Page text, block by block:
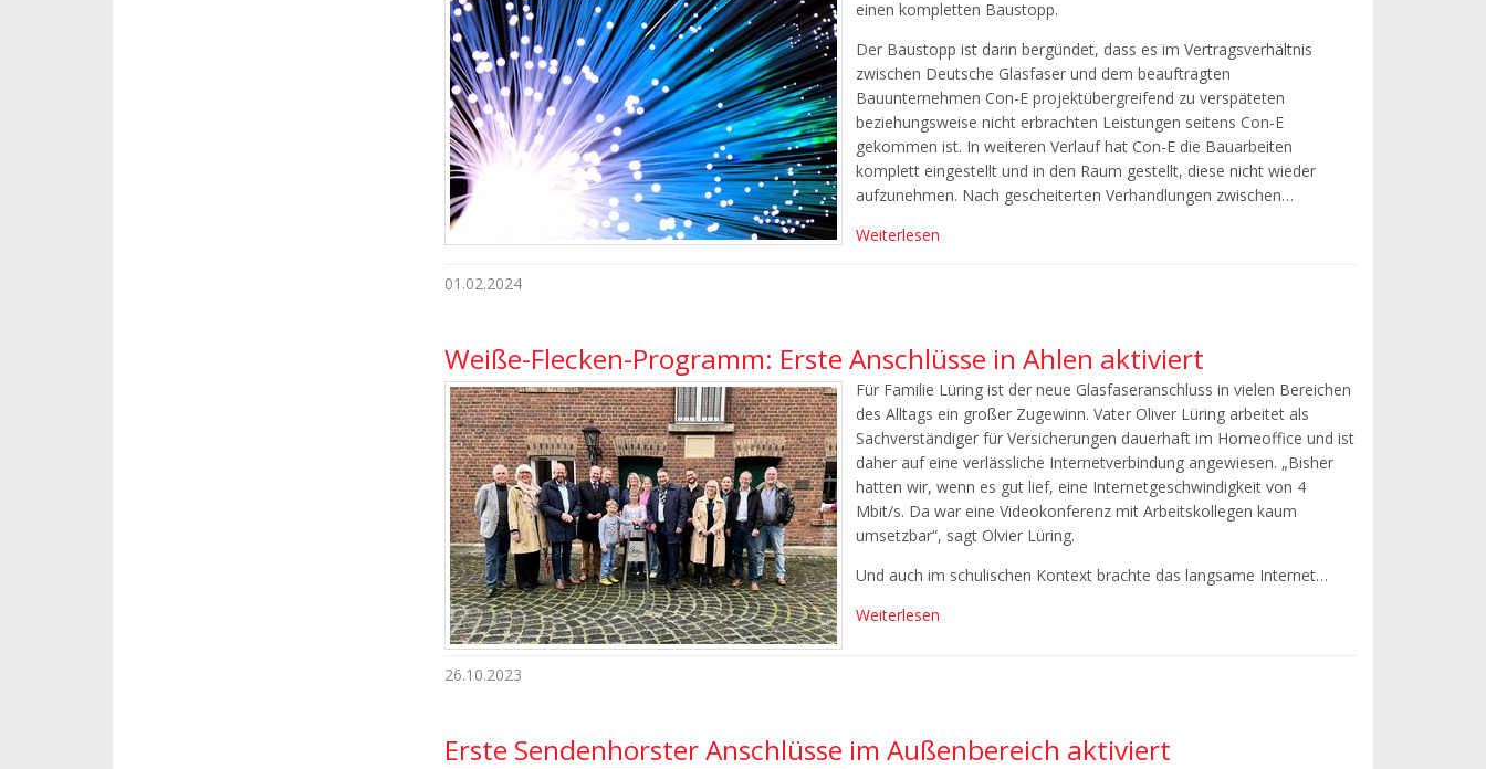
einen kompletten Baustopp.
Der Baustopp ist darin bergündet, dass es im Vertragsverhältnis
zwischen Deutsche Glasfaser und dem beauftragten
Bauunternehmen Con-E projektübergreifend zu verspäteten
beziehungsweise nicht erbrachten Leistungen seitens Con-E
gekommen ist. In weiteren Verlauf hat Con-E die Bauarbeiten
komplett eingestellt und in den Raum gestellt, diese nicht wieder
aufzunehmen. Nach gescheiterten Verhandlungen zwischen…
Weiterlesen
01.02.2024
Weiße-Flecken-Programm: Erste Anschlüsse in Ahlen aktiviert
Für Familie Lüring ist der neue Glasfaseranschluss in vielen Bereichen
des Alltags ein großer Zugewinn. Vater Oliver Lüring arbeitet als
Sachverständiger für Versicherungen dauerhaft im Homeoffice und ist
daher auf eine verlässliche Internetverbindung angewiesen. „Bisher
hatten wir, wenn es gut lief, eine Internetgeschwindigkeit von 4
Mbit/s. Da war eine Videokonferenz mit Arbeitskollegen kaum
umsetzbar“, sagt Olvier Lüring.
Und auch im schulischen Kontext brachte das langsame Internet…
Weiterlesen
26.10.2023
Erste Sendenhorster Anschlüsse im Außenbereich aktiviert